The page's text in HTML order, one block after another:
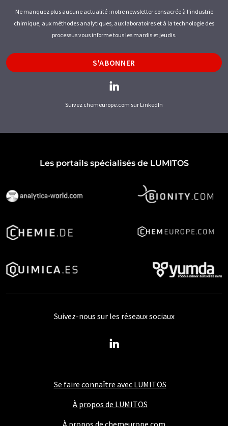
Ne manquez plus aucune actualité : notre newsletter consacrée à l'industrie
chimique, aux méthodes analytiques, aux laboratoires et à la technologie des
processus vous informe tous les mardis et jeudis.
S'ABONNER
Suivez chemeurope.com sur LinkedIn
Les portails spécialisés de LUMITOS
Se faire connaître avec LUMITOS
À propos de LUMITOS
À propos de chemeurope.com
Suivez-nous sur les réseaux sociaux